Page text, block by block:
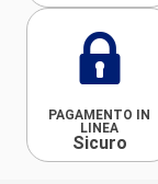
PAGAMENTO IN
LINEA
Sicuro